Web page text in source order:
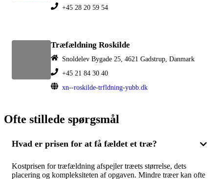
+45 28 20 59 54
Træfældning Roskilde
Snoldelev Bygade 25, 4621 Gadstrup, Danmark
+45 21 84 30 40
xn--roskilde-trfldning-yubb.dk
Ofte stillede spørgsmål
Hvad er prisen for at få fældet et træ?
Kostprisen for træfældning afspejler træets størrelse, dets
placering og kompleksiteten af opgaven. Mindre træer kan ofte